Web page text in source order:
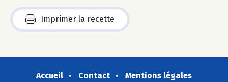
Imprimer la recette
Accueil Contact
Mentions légales